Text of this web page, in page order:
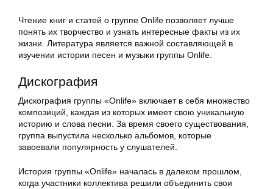
Чтение книг и статей о группе Onlife позволяет лучше
понять их творчество и узнать интересные факты из их
жизни. Литература является важной составляющей в
изучении истории песен и музыки группы Onlife.
Дискография
Дискография группы «Onlife» включает в себя множество
композиций, каждая из которых имеет свою уникальную
историю и слова песни. За время своего существования,
группа выпустила несколько альбомов, которые
завоевали популярность у слушателей.
История группы «Onlife» началась в далеком прошлом,
когда участники коллектива решили объединить свои